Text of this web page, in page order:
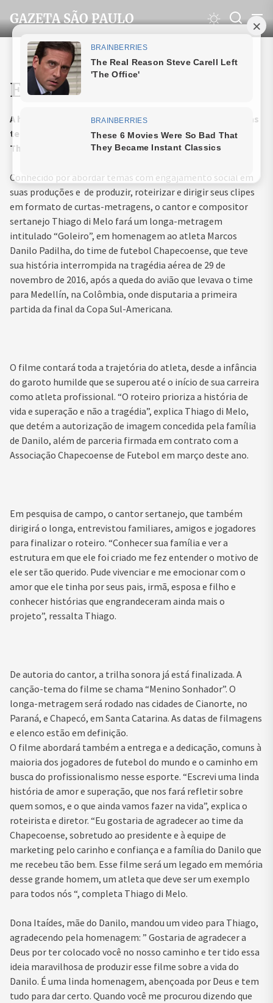
to
the
content
GAZETA SÃO PAULO
ESPORTE
A história de Danilo, goleiro do Chapecoense, irá para as
telas dos cinemas em uma homenagem do cantor
Thiago di Melo
Conhecido por abordar temas com engajamento social em
suas produções e de produzir, roteirizar e dirigir seus clipes
em formato de curtas-metragens, o cantor e compositor
sertanejo Thiago di Melo fará um longa-metragem
intitulado “Goleiro”, em homenagem ao atleta Marcos
Danilo Padilha, do time de futebol Chapecoense, que teve
sua história interrompida na tragédia aérea de 29 de
novembro de 2016, após a queda do avião que levava o time
para Medellín, na Colômbia, onde disputaria a primeira
partida da final da Copa Sul-Americana.
O filme contará toda a trajetória do atleta, desde a infância
do garoto humilde que se superou até o início de sua carreira
como atleta profissional. “O roteiro prioriza a história de
vida e superação e não a tragédia”, explica Thiago di Melo,
que detém a autorização de imagem concedida pela família
de Danilo, além de parceria firmada em contrato com a
Associação Chapecoense de Futebol em março deste ano.
Em pesquisa de campo, o cantor sertanejo, que também
dirigirá o longa, entrevistou familiares, amigos e jogadores
para finalizar o roteiro. “Conhecer sua família e ver a
estrutura em que ele foi criado me fez entender o motivo de
ele ser tão querido. Pude vivenciar e me emocionar com o
amor que ele tinha por seus pais, irmã, esposa e filho e
conhecer histórias que engrandeceram ainda mais o
projeto”, ressalta Thiago.
De autoria do cantor, a trilha sonora já está finalizada. A
canção-tema do filme se chama “Menino Sonhador”. O
longa-metragem será rodado nas cidades de Cianorte, no
Paraná, e Chapecó, em Santa Catarina. As datas de filmagens
e elenco estão em definição.
O filme abordará também a entrega e a dedicação, comuns à
maioria dos jogadores de futebol do mundo e o caminho em
busca do profissionalismo nesse esporte. “Escrevi uma linda
história de amor e superação, que nos fará refletir sobre
quem somos, e o que ainda vamos fazer na vida”, explica o
roteirista e diretor. “Eu gostaria de agradecer ao time da
Chapecoense, sobretudo ao presidente e à equipe de
marketing pelo carinho e confiança e a família do Danilo que
me recebeu tão bem. Esse filme será um legado em memória
desse grande homem, um atleta que deve ser um exemplo
para todos nós “, completa Thiago di Melo.
Dona Itaídes, mãe do Danilo, mandou um video para Thiago,
agradecendo pela homenagem: ” Gostaria de agradecer a
Deus por ter colocado você no nosso caminho e ter tido essa
ideia maravilhosa de produzir esse filme sobre a vida do
Danilo. É uma linda homenagem, abençoada por Deus e tem
tudo para dar certo. Quando você me procurou dizendo que